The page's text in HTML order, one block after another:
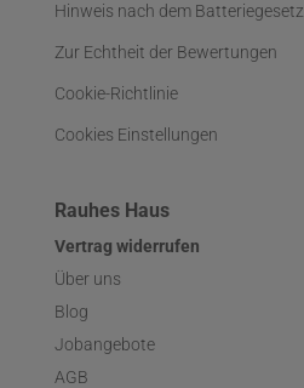
Hinweis nach dem Batteriegesetz
Zur Echtheit der Bewertungen
Cookie-Richtlinie
Cookies Einstellungen
Rauhes Haus
Vertrag widerrufen
Über uns
Blog
Jobangebote
AGB